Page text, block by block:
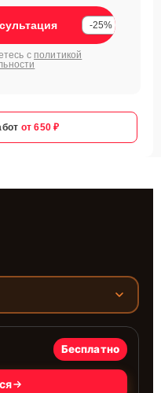
-25%
с политикой
от 650 ₽
Бесплатно